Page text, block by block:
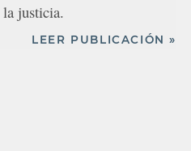
justicia.
LEER PUBLICACIÓN »